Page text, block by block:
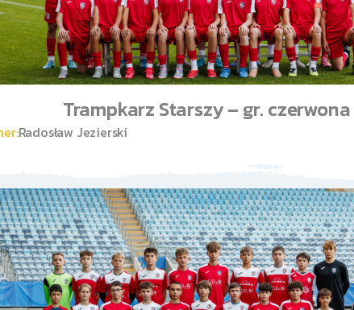
Trampkarz Starszy – gr. czerwona
Radosław Jezierski